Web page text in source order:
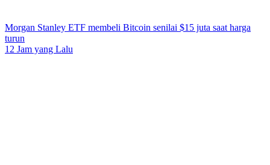
Morgan Stanley ETF membeli Bitcoin senilai $15 juta saat harga
turun
12 Jam yang Lalu